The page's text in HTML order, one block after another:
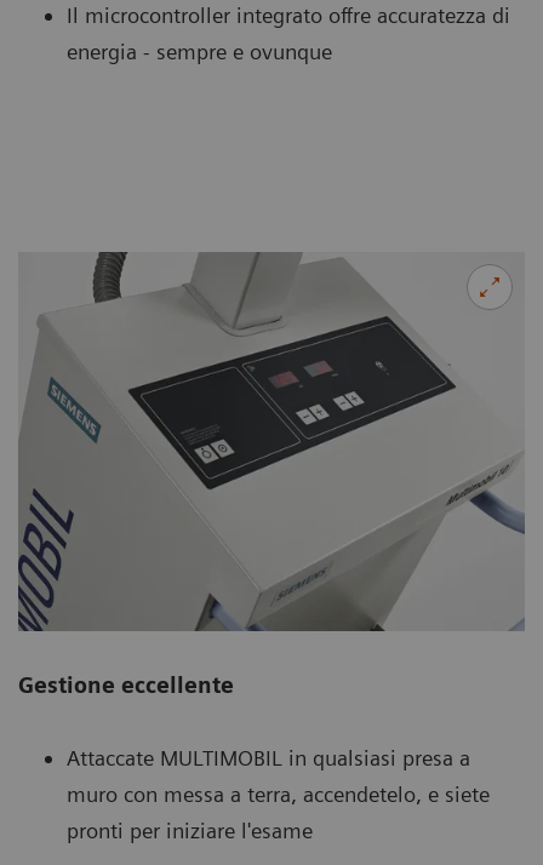
Il microcontroller integrato offre accuratezza di
energia - sempre e ovunque
Gestione eccellente
Attaccate MULTIMOBIL in qualsiasi presa a
muro con messa a terra, accendetelo, e siete
pronti per iniziare l'esame